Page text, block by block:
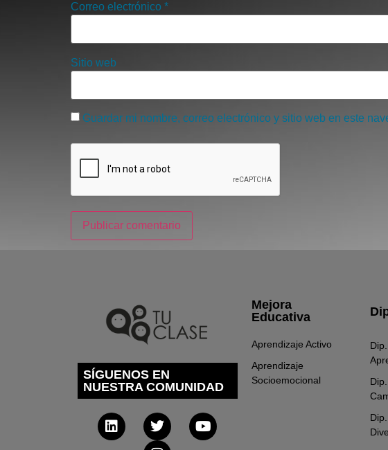
Correo electrónico *
Sitio web
Guardar mi nombre, correo electrónico y sitio web en este
SÍGUENOS EN
NUESTRA COMUNIDAD
Mejora
Educativa
Aprendizaje Activo
Aprendizaje
Socioemocional